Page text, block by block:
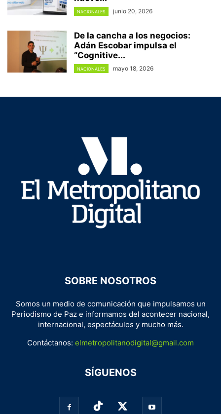
NACIONALES junio 20, 2026
De la cancha a los negocios:
Adán Escobar impulsa el
“Cognitive...
NACIONALES mayo 18, 2026
SOBRE NOSOTROS
Somos un medio de comunicación que impulsamos un
Periodismo de Paz e informamos del acontecer nacional,
internacional, espectáculos y mucho más.
Contáctanos: elmetropolitanodigital@gmail.com
SÍGUENOS